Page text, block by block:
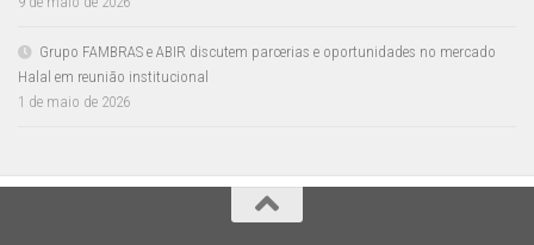
Grupo FAMBRAS e ABIR discutem parcerias e oportunidades no mercado
Halal em reunião institucional
1 de maio de 2026